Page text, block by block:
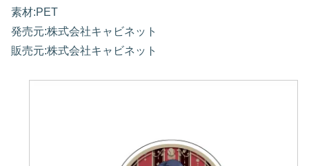
素材:PET
発売元:株式会社キャビネット
販売元:株式会社キャビネット